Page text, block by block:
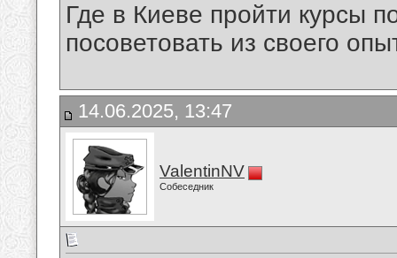
Где в Киеве пройти курсы
посоветовать из своего
14.06.2025, 13:47
ValentinNV
Собеседник